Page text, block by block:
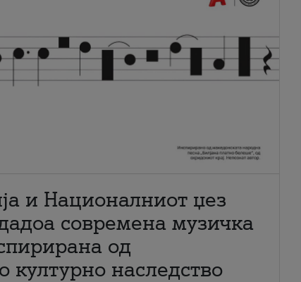
и Националниот џез
современа музичка
од
културно наследство